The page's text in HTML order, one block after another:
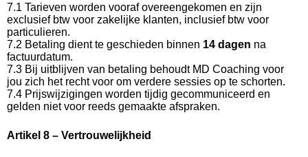
7.1 Tarieven worden vooraf overeengekomen en zijn
exclusief btw voor zakelijke klanten, inclusief btw voor
particulieren.
7.2 Betaling dient te geschieden binnen 14 dagen na
factuurdatum.
7.3 Bij uitblijven van betaling behoudt MD Coaching voor
jou zich het recht voor om verdere sessies op te schorten.
7.4 Prijswijzigingen worden tijdig gecommuniceerd en
gelden niet voor reeds gemaakte afspraken.
Artikel 8 – Vertrouwelijkheid